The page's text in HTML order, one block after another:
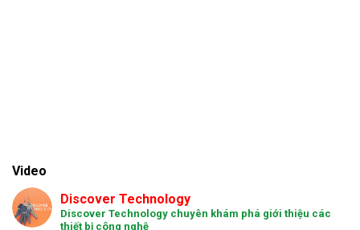
Video
Discover Technology
Discover Technology chuyên khám phá giới thiệu các
thiết bị công nghệ